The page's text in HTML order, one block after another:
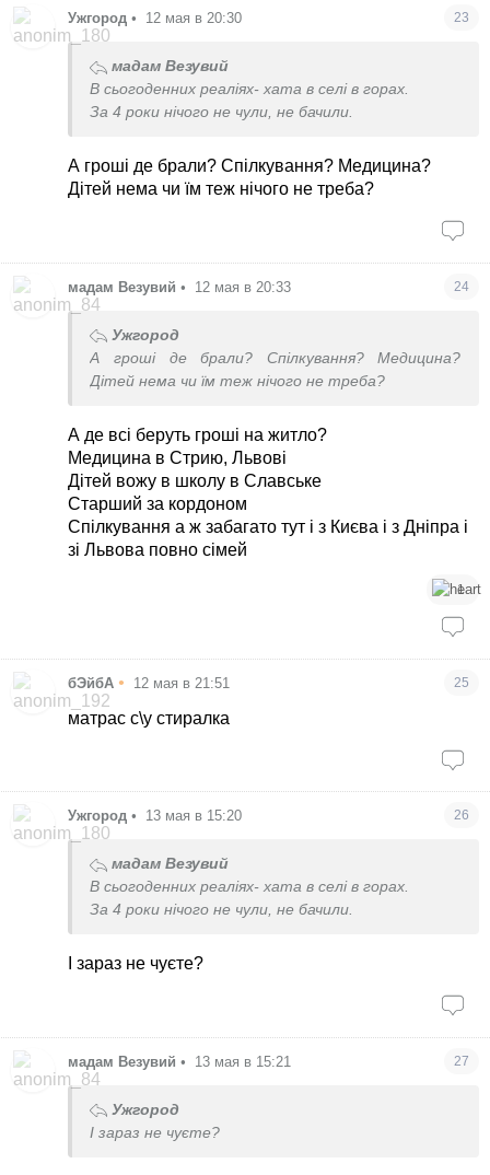
Ужгород • 12 мая в 20:30 23
мадам Везувий
В сьогоденних реаліях- хата в селі в горах.
За 4 роки нічого не чули, не бачили.
А гроші де брали? Спілкування? Медицина?
Дітей нема чи їм теж нічого не треба?
мадам Везувий • 12 мая в 20:33 24
Ужгород
А гроші де брали? Спілкування? Медицина?
Дітей нема чи їм теж нічого не треба?
А де всі беруть гроші на житло?
Медицина в Стрию, Львові
Дітей вожу в школу в Славське
Старший за кордоном
Спілкування а ж забагато тут і з Києва і з Дніпра і
зі Львова повно сімей
1
бЭйбА • 12 мая в 21:51 25
матрас с\у стиралка
Ужгород • 13 мая в 15:20 26
мадам Везувий
В сьогоденних реаліях- хата в селі в горах.
За 4 роки нічого не чули, не бачили.
І зараз не чуєте?
мадам Везувий • 13 мая в 15:21 27
Ужгород
І зараз не чуєте?